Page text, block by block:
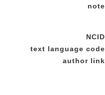
note
NCID
text language code
author link